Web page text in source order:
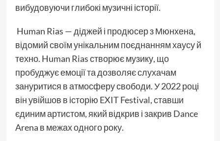
вибудовуючи глибокі музичні історії.
Human Rias — діджей і продюсер з Мюнхена,
відомий своїм унікальним поєднанням хаусу й
техно. Human Rias створює музику, що
пробуджує емоції та дозволяє слухачам
зануритися в атмосферу свободи. У 2022 році
він увійшов в історію EXIT Festival, ставши
єдиним артистом, який відкрив і закрив Dance
Arena в межах одного року.